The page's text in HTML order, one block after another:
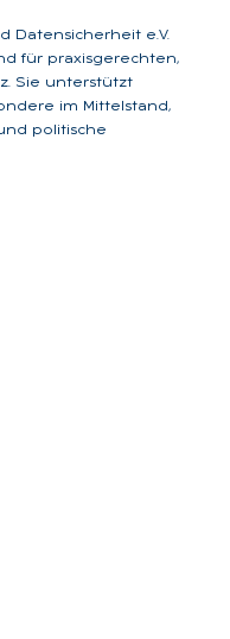
Datensicherheit e.V.
für praxisgerechten,
Sie unterstützt
im Mittelstand,
politische